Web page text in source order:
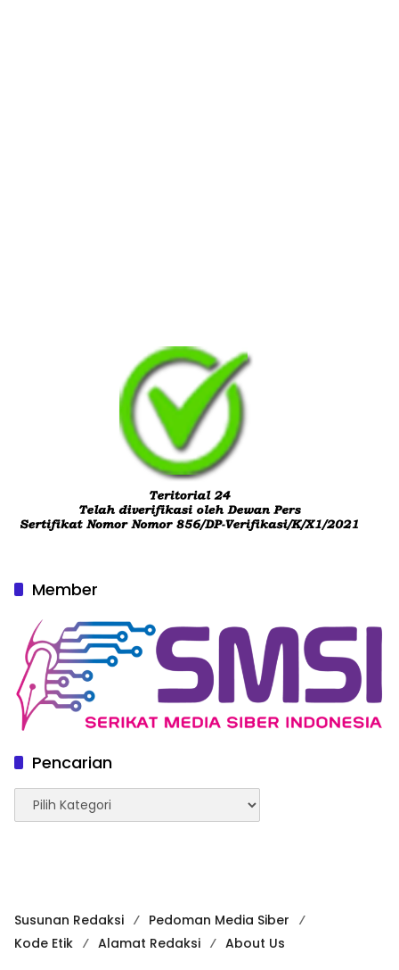
Member
Pencarian
Pencarian
Susunan Redaksi
Pedoman Media Siber
Kode Etik
Alamat Redaksi
About Us